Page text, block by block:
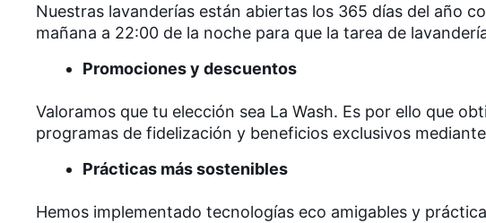
Nuestras lavanderías están abiertas los 365 días del año
mañana a 22:00 de la noche para que la tarea de
Promociones y descuentos
Valoramos que tu elección sea La Wash. Es por ello que
programas de fidelización y beneficios exclusivos
Prácticas más sostenibles
Hemos implementado tecnologías eco amigables y